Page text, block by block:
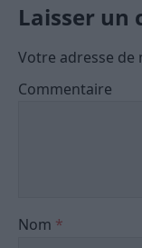
Laisser un
Votre adresse de
Commentaire
Nom *